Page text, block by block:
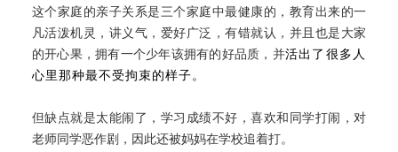
这个家庭的亲子关系是三个家庭中最健康的，教育出来的一
凡活泼机灵，讲义气，爱好广泛，有错就认，并且也是大家
的开心果，拥有一个少年该拥有的好品质，并活出了很多人
心里那种最不受拘束的样子。
但缺点就是太能闹了，学习成绩不好，喜欢和同学打闹，对
老师同学恶作剧，因此还被妈妈在学校追着打。